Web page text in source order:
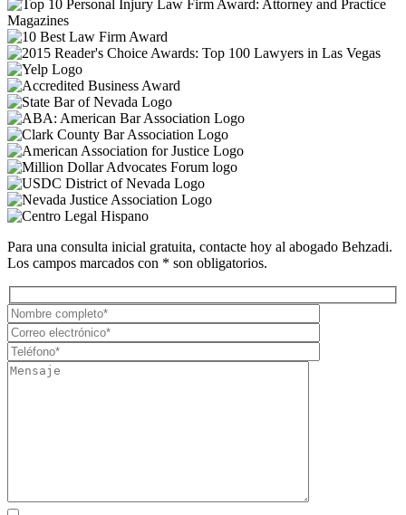
Para una consulta inicial gratuita, contacte hoy al abogado Behzadi.
Los campos marcados con * son obligatorios.